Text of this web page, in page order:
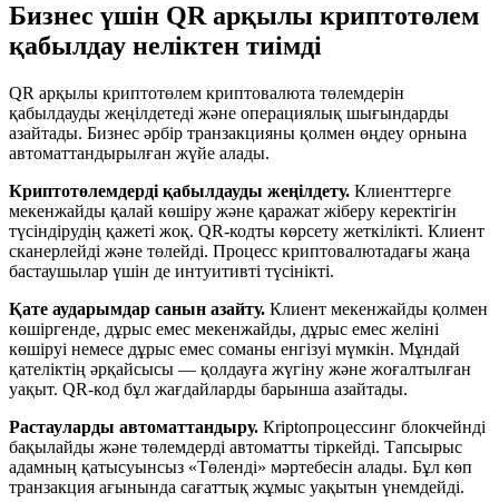
Бизнес үшін QR арқылы криптотөлем
қабылдау неліктен тиімді
QR арқылы криптотөлем криптовалюта төлемдерін
қабылдауды жеңілдетеді және операциялық шығындарды
азайтады. Бизнес әрбір транзакцияны қолмен өңдеу орнына
автоматтандырылған жүйе алады.
Криптотөлемдерді қабылдауды жеңілдету. Клиенттерге
мекенжайды қалай көшіру және қаражат жіберу керектігін
түсіндірудің қажеті жоқ. QR-кодты көрсету жеткілікті. Клиент
сканерлейді және төлейді. Процесс криптовалютадағы жаңа
бастаушылар үшін де интуитивті түсінікті.
Қате аударымдар санын азайту. Клиент мекенжайды қолмен
көшіргенде, дұрыс емес мекенжайды, дұрыс емес желіні
көшіруі немесе дұрыс емес соманы енгізуі мүмкін. Мұндай
қателіктің әрқайсысы — қолдауға жүгіну және жоғалтылған
уақыт. QR-код бұл жағдайларды барынша азайтады.
Растауларды автоматтандыру. Кriptопроцессинг блокчейнді
бақылайды және төлемдерді автоматты тіркейді. Тапсырыс
адамның қатысуынсыз «Төленді» мәртебесін алады. Бұл көп
транзакция ағынында сағаттық жұмыс уақытын үнемдейді.